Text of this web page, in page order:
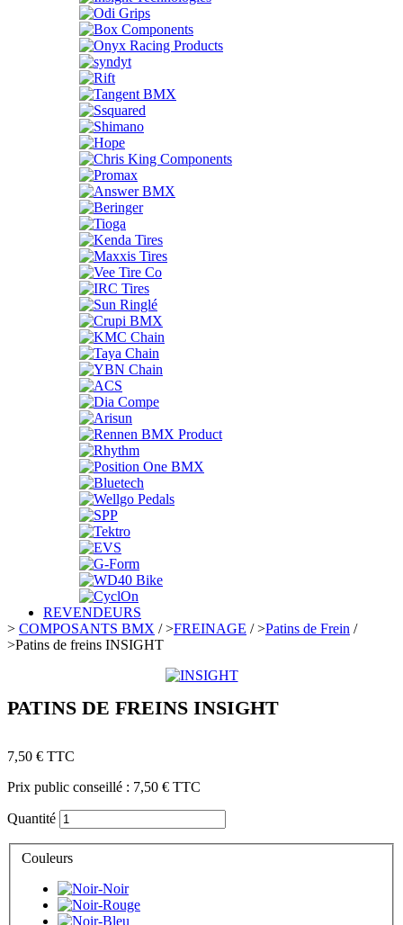
REVENDEURS
> COMPOSANTS BMX />FREINAGE />Patins de Frein /
>Patins de freins INSIGHT
PATINS DE FREINS INSIGHT
7,50 € TTC
Prix public conseillé : 7,50 € TTC
Quantité
Couleurs